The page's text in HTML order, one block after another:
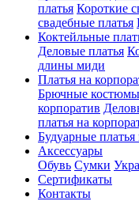
платья Короткие
свадебные платья
Коктейльные
Деловые платья
длины миди
Платья на
Брючные костюмы
корпоратив
платья на
Будуарные платья
Аксессуары
Обувь Сумки
Сертификаты
Контакты